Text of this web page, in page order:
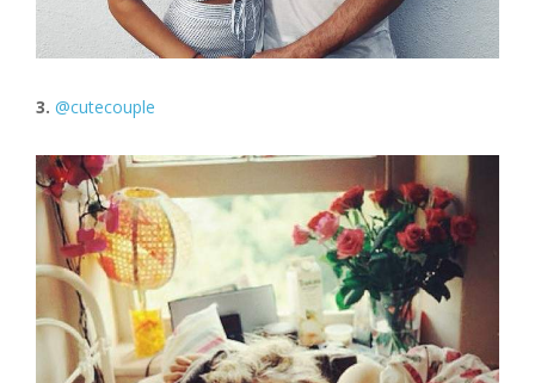
3. @cutecouple